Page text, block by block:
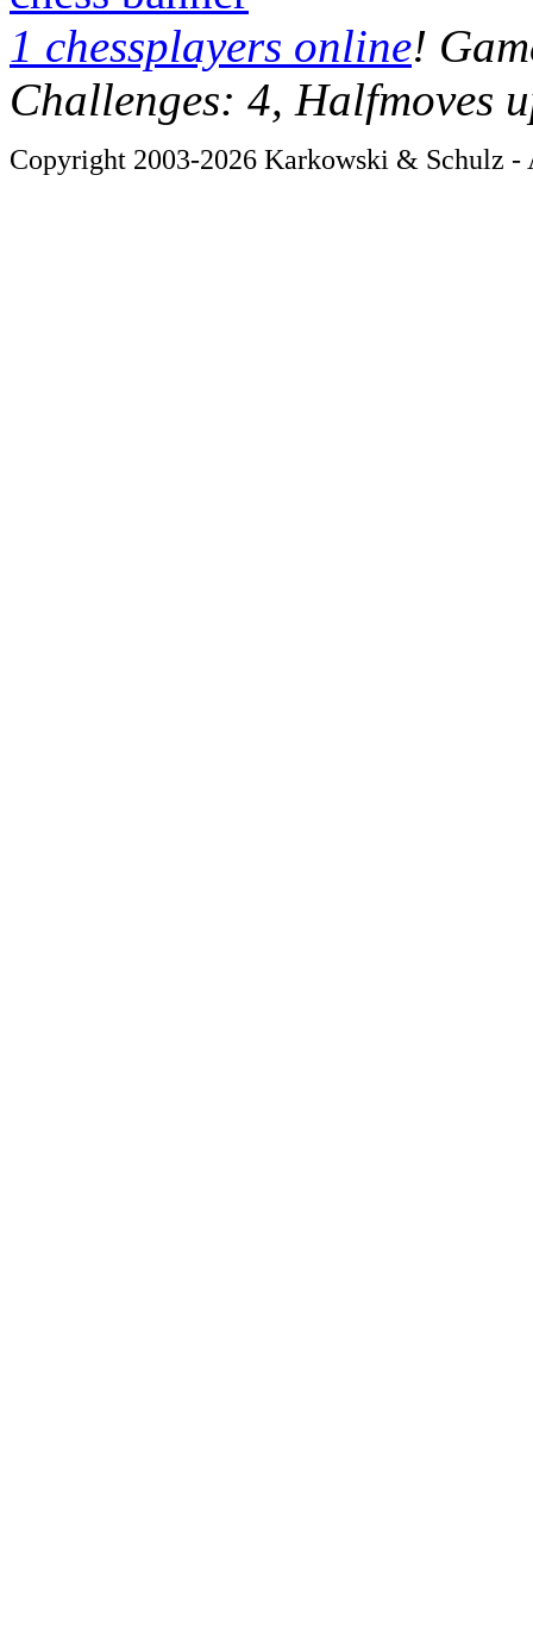
1 chessplayers online!
Challenges: 4, Halfmoves
Copyright 2003-2026 Karkowski & Schulz